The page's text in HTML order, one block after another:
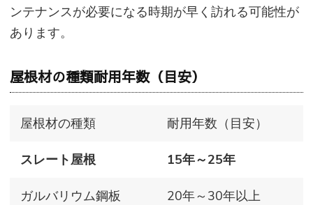
ンテナンスが必要になる時期が早く訪れる可能性が
あります。
屋根材の種類耐用年数（目安）
屋根材の種類 耐用年数（目安）
スレート屋根 15年～25年
ガルバリウム鋼板 20年～30年以上